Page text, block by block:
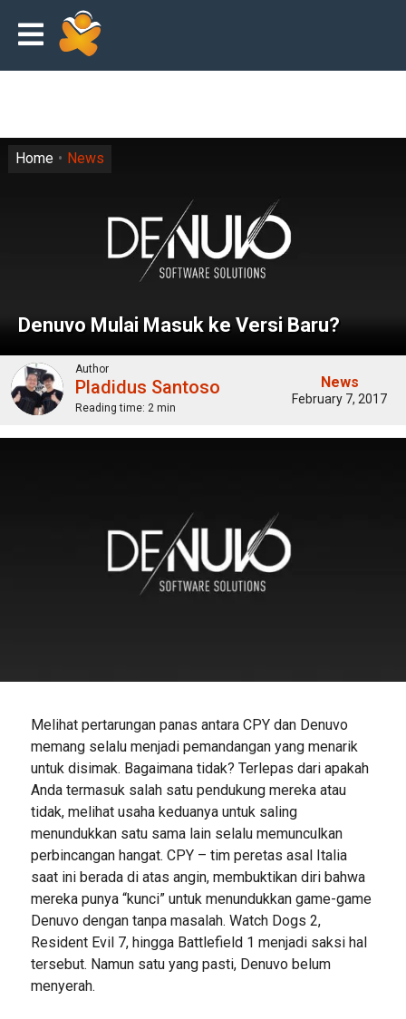
Denuvo Mulai Masuk ke Versi Baru?
Home News
Author
Pladidus Santoso
Reading time: 2 min
News
February 7, 2017
Melihat pertarungan panas antara CPY dan Denuvo
memang selalu menjadi pemandangan yang menarik
untuk disimak. Bagaimana tidak? Terlepas dari apakah
Anda termasuk salah satu pendukung mereka atau
tidak, melihat usaha keduanya untuk saling
menundukkan satu sama lain selalu memunculkan
perbincangan hangat. CPY – tim peretas asal Italia
saat ini berada di atas angin, membuktikan diri bahwa
mereka punya “kunci” untuk menundukkan game-game
Denuvo dengan tanpa masalah. Watch Dogs 2,
Resident Evil 7, hingga Battlefield 1 menjadi saksi hal
tersebut. Namun satu yang pasti, Denuvo belum
menyerah.